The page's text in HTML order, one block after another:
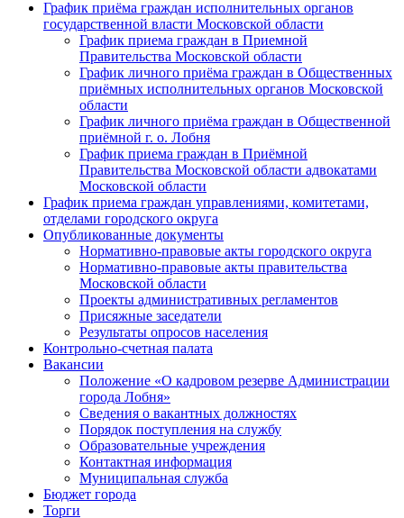
График приёма граждан исполнительных органов
государственной власти Московской области
График приема граждан в Приемной
Правительства Московской области
График личного приёма граждан в Общественных
приёмных исполнительных органов Московской
области
График личного приёма граждан в Общественной
приёмной г. о. Лобня
График приема граждан в Приёмной
Правительства Московской области адвокатами
Московской области
График приема граждан управлениями, комитетами,
отделами городского округа
Опубликованные документы
Нормативно-правовые акты городского округа
Нормативно-правовые акты правительства
Московской области
Проекты административных регламентов
Присяжные заседатели
Результаты опросов населения
Контрольно-счетная палата
Вакансии
Положение «О кадровом резерве Администрации
города Лобня»
Сведения о вакантных должностях
Порядок поступления на службу
Образовательные учреждения
Контактная информация
Муниципальная служба
Бюджет города
Торги